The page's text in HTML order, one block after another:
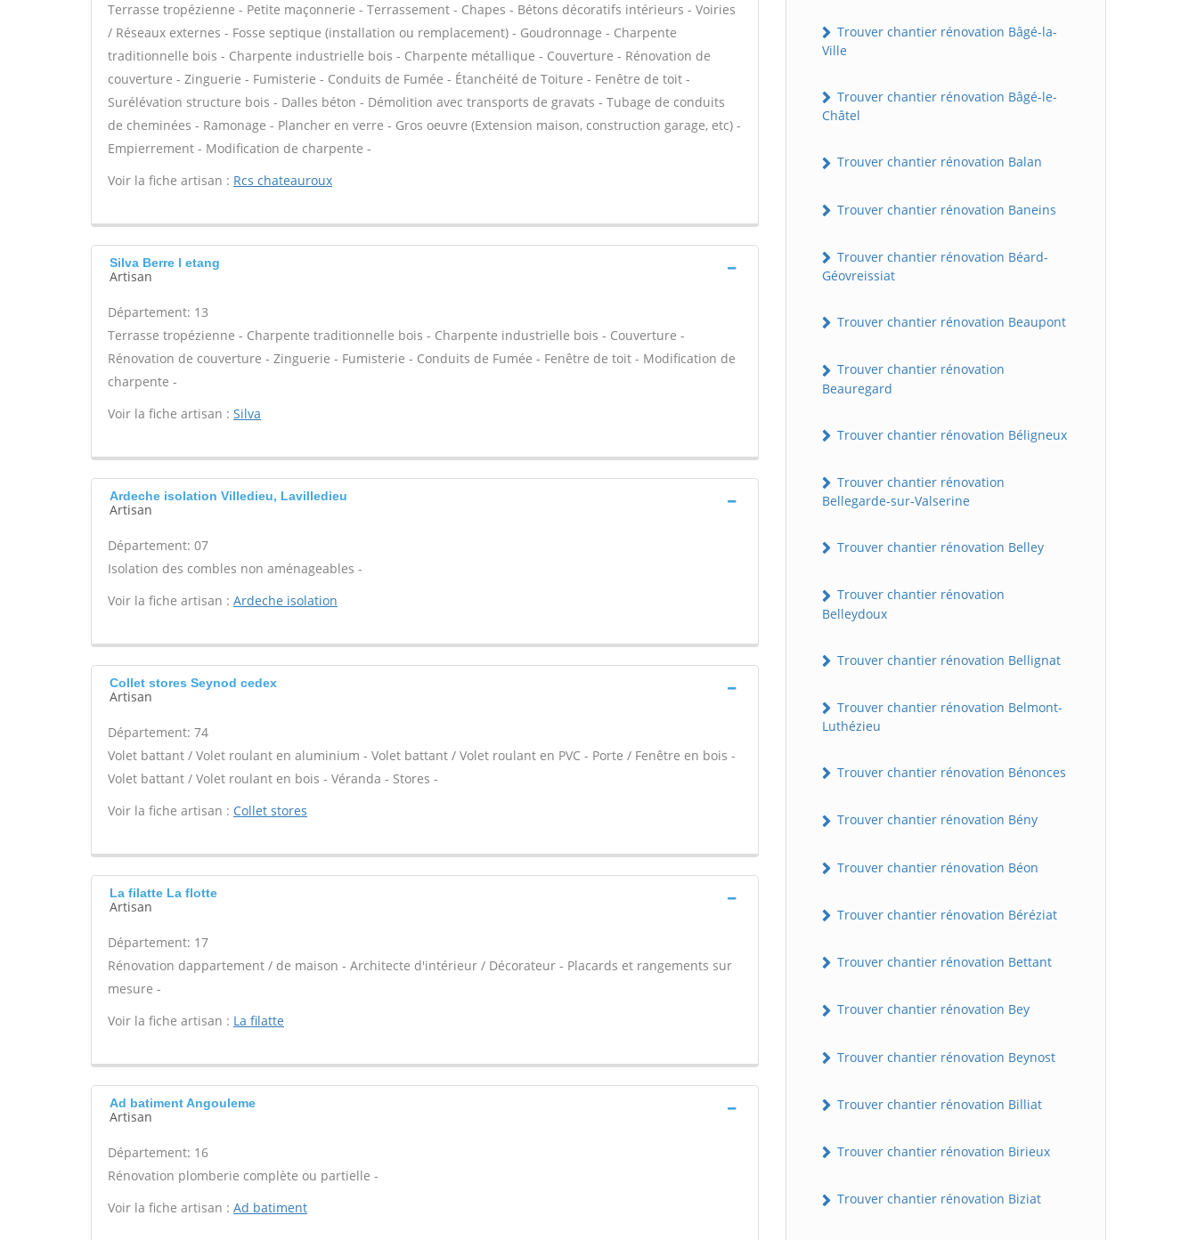
Terrasse tropézienne - Petite maçonnerie - Terrassement - Chapes - Bétons décoratifs intérieurs - Voiries
/ Réseaux externes - Fosse septique (installation ou remplacement) - Goudronnage - Charpente
traditionnelle bois - Charpente industrielle bois - Charpente métallique - Couverture - Rénovation de
couverture - Zinguerie - Fumisterie - Conduits de Fumée - Étanchéité de Toiture - Fenêtre de toit -
Surélévation structure bois - Dalles béton - Démolition avec transports de gravats - Tubage de conduits
de cheminées - Ramonage - Plancher en verre - Gros oeuvre (Extension maison, construction garage, etc) -
Empierrement - Modification de charpente -
Voir la fiche artisan : Rcs chateauroux
Silva Berre l etang
Artisan
Département: 13
Terrasse tropézienne - Charpente traditionnelle bois - Charpente industrielle bois - Couverture -
Rénovation de couverture - Zinguerie - Fumisterie - Conduits de Fumée - Fenêtre de toit - Modification de
charpente -
Voir la fiche artisan : Silva
Ardeche isolation Villedieu, Lavilledieu
Artisan
Département: 07
Isolation des combles non aménageables -
Voir la fiche artisan : Ardeche isolation
Collet stores Seynod cedex
Artisan
Département: 74
Volet battant / Volet roulant en aluminium - Volet battant / Volet roulant en PVC - Porte / Fenêtre en bois -
Volet battant / Volet roulant en bois - Véranda - Stores -
Voir la fiche artisan : Collet stores
La filatte La flotte
Artisan
Département: 17
Rénovation dappartement / de maison - Architecte d'intérieur / Décorateur - Placards et rangements sur
mesure -
Voir la fiche artisan : La filatte
Ad batiment Angouleme
Artisan
Département: 16
Rénovation plomberie complète ou partielle -
Voir la fiche artisan : Ad batiment
Trouver chantier rénovation Bâgé-la-
Ville
Trouver chantier rénovation Bâgé-le-
Châtel
Trouver chantier rénovation Balan
Trouver chantier rénovation Baneins
Trouver chantier rénovation Béard-
Géovreissiat
Trouver chantier rénovation Beaupont
Trouver chantier rénovation
Beauregard
Trouver chantier rénovation Béligneux
Trouver chantier rénovation
Bellegarde-sur-Valserine
Trouver chantier rénovation Belley
Trouver chantier rénovation
Belleydoux
Trouver chantier rénovation Bellignat
Trouver chantier rénovation Belmont-
Luthézieu
Trouver chantier rénovation Bénonces
Trouver chantier rénovation Bény
Trouver chantier rénovation Béon
Trouver chantier rénovation Béréziat
Trouver chantier rénovation Bettant
Trouver chantier rénovation Bey
Trouver chantier rénovation Beynost
Trouver chantier rénovation Billiat
Trouver chantier rénovation Birieux
Trouver chantier rénovation Biziat